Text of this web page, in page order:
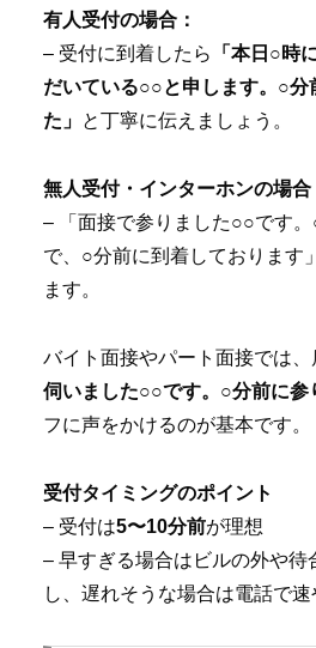
有人受付の場合：
– 受付に到着したら
「本日○時
だいている○○と申します。○分
た」 と丁寧に伝えましょう。
無人受付・インターホンの場合
– 「面接で参りました○○です
で、○分前に到着しております
ます。
バイト面接やパート面接では
伺いました○○です。○分前に参
フに声をかけるのが基本です。
受付タイミングのポイント
– 受付は5〜10分前が理想
– 早すぎる場合はビルの外や待
し、遅れそうな場合は電話で